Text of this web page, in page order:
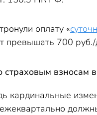
оплату «
превышать 700
страховым взносам
кардинальные